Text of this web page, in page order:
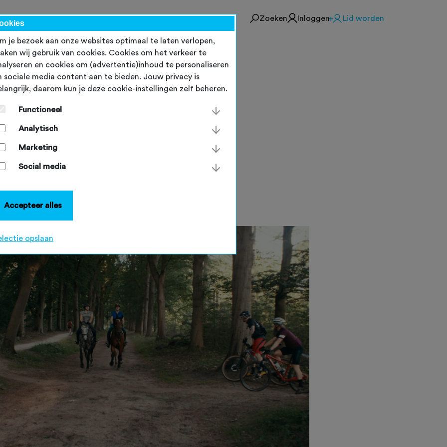
Lid worden
Inloggen
Zoeken
kijkt Nederland naar
de
van het imago-
10 maart 2025
je bezoek aan onze websites optimaal te laten verlopen,
wij gebruik van cookies. Cookies om het verkeer te
en cookies om (advertentie)inhoud te personaliseren
sociale media content aan te bieden. Jouw privacy is
daarom kun je deze cookie-instellingen zelf beheren.
Functioneel
Analytisch
Marketing
Social media
Accepteer alles
opslaan